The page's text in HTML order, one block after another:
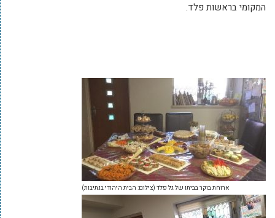
המקומי בראשות פלד.
ארוחת בוקר בביתו של גל פלד (צילום: הבית היהודי בנתיבות)